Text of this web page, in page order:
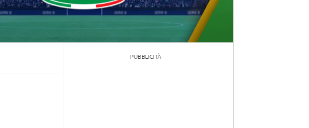
PUBBLICITÀ